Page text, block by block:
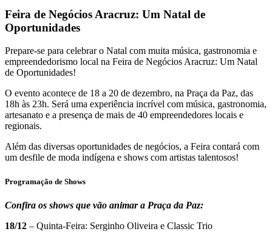
Feira de Negócios Aracruz: Um Natal de
Oportunidades
Prepare-se para celebrar o Natal com muita música, gastronomia e
empreendedorismo local na Feira de Negócios Aracruz: Um Natal
de Oportunidades!
O evento acontece de 18 a 20 de dezembro, na Praça da Paz, das
18h às 23h. Será uma experiência incrível com música, gastronomia,
artesanato e a presença de mais de 40 empreendedores locais e
regionais.
Além das diversas oportunidades de negócios, a Feira contará com
um desfile de moda indígena e shows com artistas talentosos!
Programação de Shows
Confira os shows que vão animar a Praça da Paz:
18/12 – Quinta-Feira: Serginho Oliveira e Classic Trio